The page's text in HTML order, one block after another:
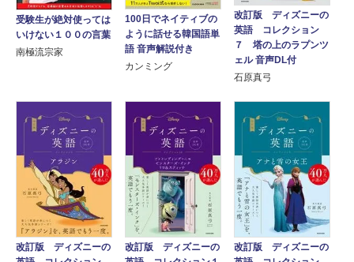
受験生が絶対使っては
いけない１００の言葉
南極流宗家
100日でネイティブの
ように話せる韓国語単
語 音声解説付き
カンミング
改訂版 ディズニーの
英語 コレクション
７ 塔の上のラプンツ
ェル 音声DL付
石原真弓
改訂版 ディズニーの
改訂版 ディズニーの
改訂版 ディズニーの